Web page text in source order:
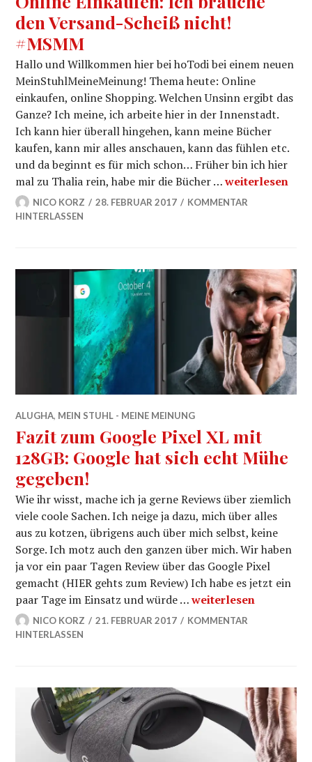
den Versand-Scheiß nicht!
#MSMM
Hallo und Willkommen hier bei hoTodi bei einem neuen
MeinStuhlMeineMeinung! Thema heute: Online
einkaufen, online Shopping. Welchen Unsinn ergibt das
Ganze? Ich meine, ich arbeite hier in der Innenstadt.
Ich kann hier überall hingehen, kann meine Bücher
kaufen, kann mir alles anschauen, kann das fühlen etc.
und da beginnt es für mich schon… Früher bin ich hier
mal zu Thalia rein, habe mir die Bücher …Online
weiterlesen
NICO KORZ 28. FEBRUAR 2017
KOMMENTAR
HINTERLASSEN
ALUGHA, MEIN STUHL - MEINE MEINUNG
Fazit zum Google Pixel XL mit
128GB: Google hat sich echt Mühe
gegeben!
Wie ihr wisst, mache ich ja gerne Reviews über ziemlich
viele coole Sachen. Ich neige ja dazu, mich über alles
aus zu kotzen, übrigens auch über mich selbst, keine
Sorge. Ich motz auch den ganzen über mich. Wir haben
ja vor ein paar Tagen Review über das Google Pixel
gemacht (HIER gehts zum Review) Ich habe es jetzt ein
paar Tage im Einsatz und würde …Fazit zum Google
weiterlesen
NICO KORZ 21. FEBRUAR 2017
KOMMENTAR
HINTERLASSEN